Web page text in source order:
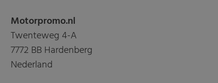
Motorpromo.nl
Twenteweg 4-A
7772 BB Hardenberg
Nederland